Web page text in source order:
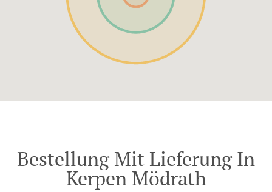
Bestellung Mit Lieferung In
Kerpen Mödrath